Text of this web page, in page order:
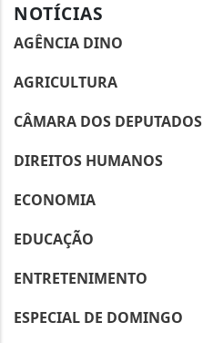
NOTÍCIAS
AGÊNCIA DINO
AGRICULTURA
CÂMARA DOS DEPUTADOS
DIREITOS HUMANOS
ECONOMIA
EDUCAÇÃO
ENTRETENIMENTO
ESPECIAL DE DOMINGO